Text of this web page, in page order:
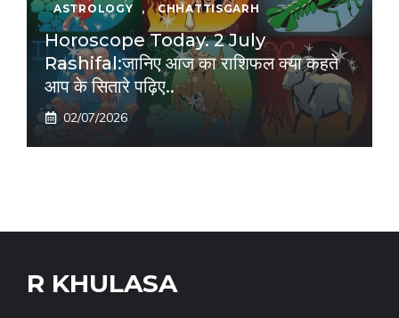
ASTROLOGY , CHHATTISGARH
Horoscope Today. 2 July
Rashifal:जानिए आज का राशिफल क्या कहते
आप के सितारे पढ़िए..
02/07/2026
R KHULASA